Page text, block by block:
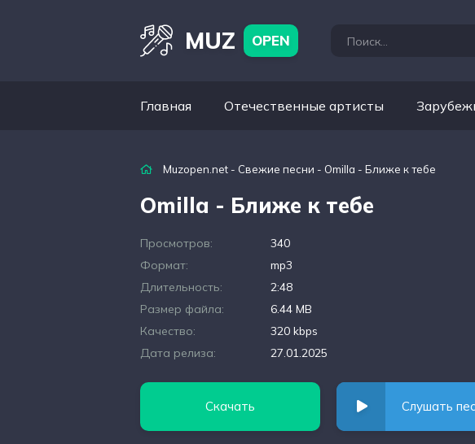
MUZ OPEN
Главная Отечественные артисты
Muzopen.net - Свежие песни - Omilla - Ближе к тебе
Omilla - Ближе к тебе
Просмотров:
340
Формат:
mp3
Длительность:
2:48
Размер файла:
6.44 MB
Качество:
320 kbps
Дата релиза:
27.01.2025
Скачать Слушать